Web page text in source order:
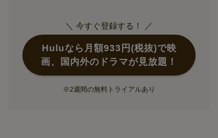
＼ 今すぐ登録する！ ／
Huluなら月額933円(税抜)で映
画、国内外のドラマが見放題！
※2週間の無料トライアルあり